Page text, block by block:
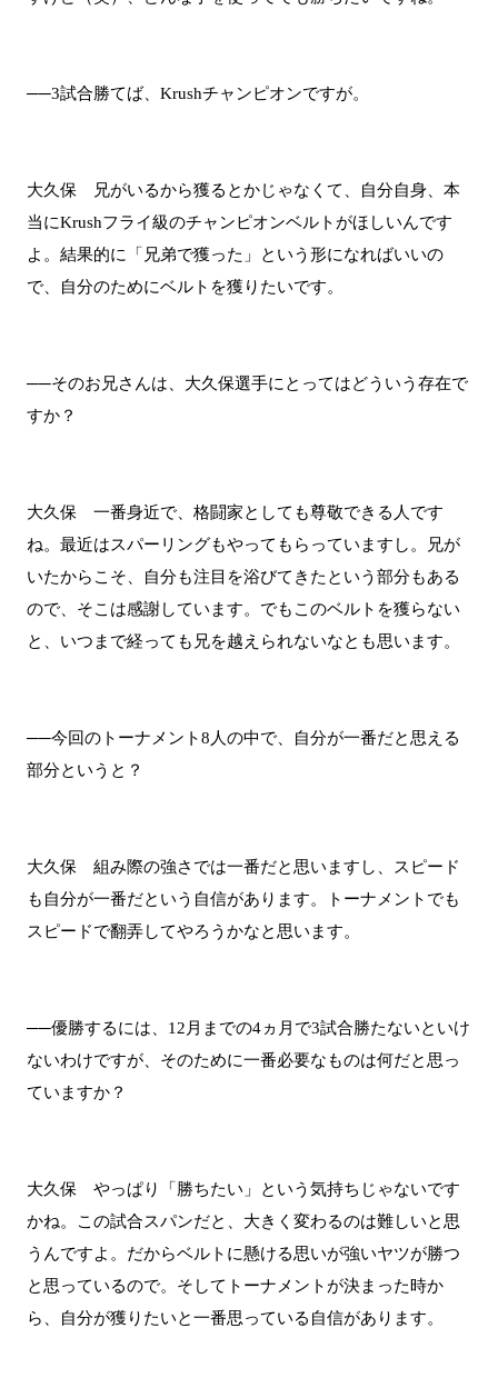
──3試合勝てば、Krushチャンピオンですが。
大久保 兄がいるから獲るとかじゃなくて、自分自身、本
当にKrushフライ級のチャンピオンベルトがほしいんです
よ。結果的に「兄弟で獲った」という形になればいいの
で、自分のためにベルトを獲りたいです。
──そのお兄さんは、大久保選手にとってはどういう存在で
すか？
大久保 一番身近で、格闘家としても尊敬できる人です
ね。最近はスパーリングもやってもらっていますし。兄が
いたからこそ、自分も注目を浴びてきたという部分もある
ので、そこは感謝しています。でもこのベルトを獲らない
と、いつまで経っても兄を越えられないなとも思います。
──今回のトーナメント8人の中で、自分が一番だと思える
部分というと？
大久保 組み際の強さでは一番だと思いますし、スピード
も自分が一番だという自信があります。トーナメントでも
スピードで翻弄してやろうかなと思います。
──優勝するには、12月までの4ヵ月で3試合勝たないといけ
ないわけですが、そのために一番必要なものは何だと思っ
ていますか？
大久保 やっぱり「勝ちたい」という気持ちじゃないです
かね。この試合スパンだと、大きく変わるのは難しいと思
うんですよ。だからベルトに懸ける思いが強いヤツが勝つ
と思っているので。そしてトーナメントが決まった時か
ら、自分が獲りたいと一番思っている自信があります。